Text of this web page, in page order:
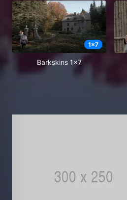
1x7
Barkskins 1x7